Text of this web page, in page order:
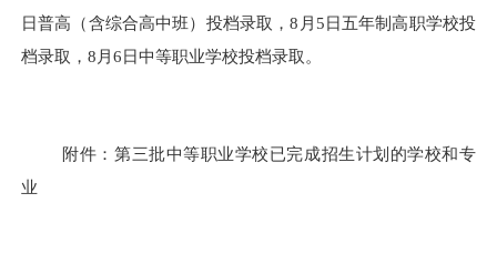
日普高 （含综合高中班） 投档录取，8月 5日五年制高职学校投
档录取， 8月6日中等职业学校投档录取。
附件：第三批中等职业学校已完成招生计划的学校和专
业